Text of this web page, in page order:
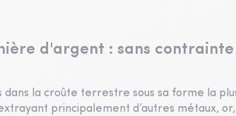
d'argent : sans contrainte
dans la croûte terrestre sous sa forme la
principalement d’autres métaux,